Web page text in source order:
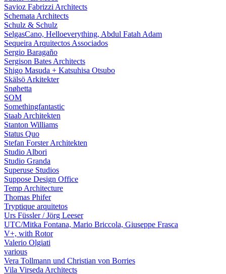
Savioz Fabrizzi Architects
Schemata Architects
Schulz & Schulz
SelgasCano, Helloeverything, Abdul Fatah Adam
Sequeira Arquitectos Associados
Sergio Baragaño
Sergison Bates Architects
Shigo Masuda + Katsuhisa Otsubo
Skälsö Arkitekter
Snøhetta
SOM
Somethingfantastic
Staab Architekten
Stanton Williams
Status Quo
Stefan Forster Architekten
Studio Albori
Studio Granda
Superuse Studios
Suppose Design Office
Temp Architecture
Thomas Phifer
Tryptique arquitetos
Urs Füssler / Jörg Leeser
UTC/Mitka Fontana, Mario Briccola, Giuseppe Frasca
V+, with Rotor
Valerio Olgiati
various
Vera Tollmann und Christian von Borries
Vila Virseda Architects